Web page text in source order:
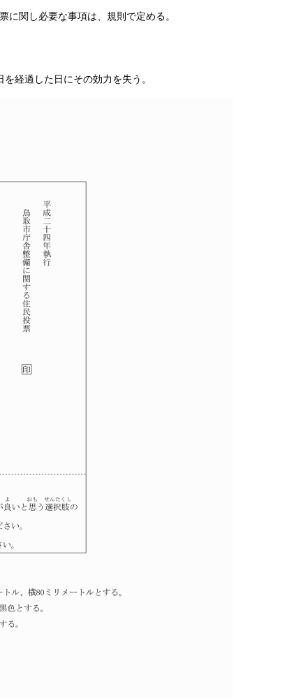
に関し必要な事項は、規則で定める。
経過した日にその効力を失う。